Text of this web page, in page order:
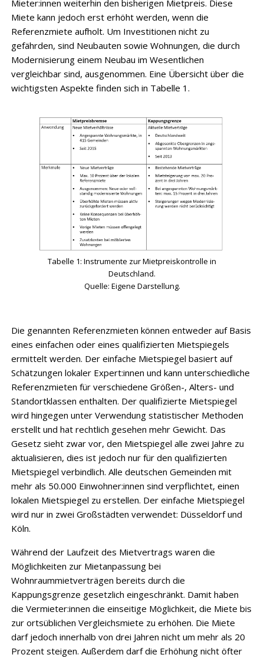
Mieter:innen weiterhin den bisherigen Mietpreis. Diese
Miete kann jedoch erst erhöht werden, wenn die
Referenzmiete aufholt. Um Investitionen nicht zu
gefährden, sind Neubauten sowie Wohnungen, die durch
Modernisierung einem Neubau im Wesentlichen
vergleichbar sind, ausgenommen. Eine Übersicht über die
wichtigsten Aspekte finden sich in Tabelle 1.
Tabelle 1: Instrumente zur Mietpreiskontrolle in
Deutschland.
Quelle: Eigene Darstellung.
Die genannten Referenzmieten können entweder auf Basis
eines einfachen oder eines qualifizierten Mietspiegels
ermittelt werden. Der einfache Mietspiegel basiert auf
Schätzungen lokaler Expert:innen und kann unterschiedliche
Referenzmieten für verschiedene Größen-, Alters- und
Standortklassen enthalten. Der qualifizierte Mietspiegel
wird hingegen unter Verwendung statistischer Methoden
erstellt und hat rechtlich gesehen mehr Gewicht. Das
Gesetz sieht zwar vor, den Mietspiegel alle zwei Jahre zu
aktualisieren, dies ist jedoch nur für den qualifizierten
Mietspiegel verbindlich. Alle deutschen Gemeinden mit
mehr als 50.000 Einwohner:innen sind verpflichtet, einen
lokalen Mietspiegel zu erstellen. Der einfache Mietspiegel
wird nur in zwei Großstädten verwendet: Düsseldorf und
Köln.
Während der Laufzeit des Mietvertrags waren die
Möglichkeiten zur Mietanpassung bei
Wohnraummietverträgen bereits durch die
Kappungsgrenze gesetzlich eingeschränkt. Damit haben
die Vermieter:innen die einseitige Möglichkeit, die Miete bis
zur ortsüblichen Vergleichsmiete zu erhöhen. Die Miete
darf jedoch innerhalb von drei Jahren nicht um mehr als 20
Prozent steigen. Außerdem darf die Erhöhung nicht öfter